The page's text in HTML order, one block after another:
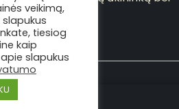
ruošti
veikimą,
tiesiog
kaip
slapukus